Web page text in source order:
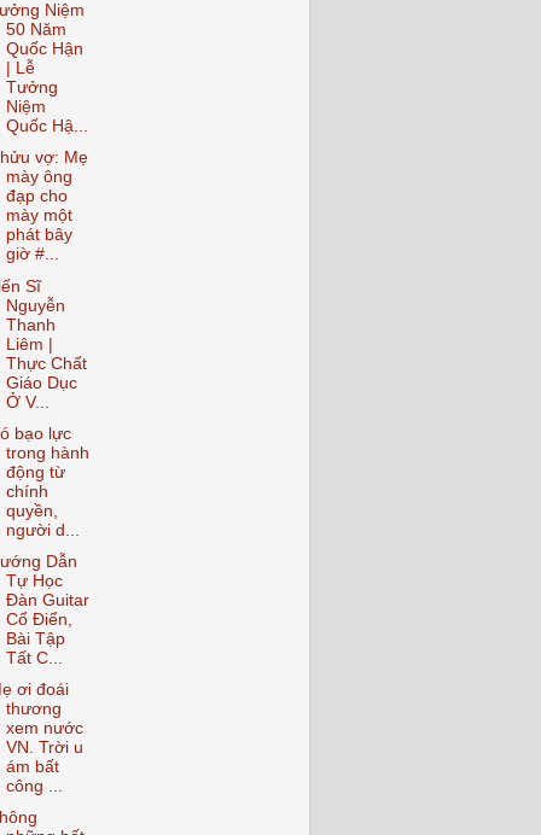
Niệm
50 Năm
Quốc Hận
| Lễ
Tưởng
Niệm
Quốc Hậ...
vợ: Mẹ
mày ông
đạp cho
mày một
phát bây
giờ #...
Sĩ
Nguyễn
Thanh
Liêm |
Thực Chất
Giáo Dục
Ở V...
bạo lực
trong hành
động từ
chính
quyền,
người d...
Dẫn
Tự Học
Đàn Guitar
Cổ Điển,
Bài Tập
Tất C...
ơi đoái
thương
xem nước
VN. Trời u
ám bất
công ...